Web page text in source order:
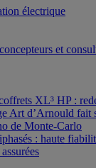
électrique
et
XL³ HP :
Art d’Arnould fait
de Monte-Carlo
: haute